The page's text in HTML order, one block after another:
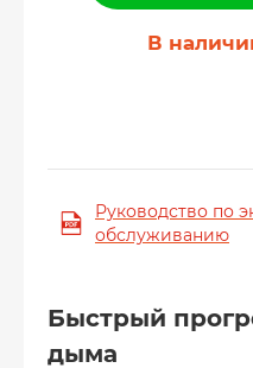
В
Руководство по
обслуживанию
Быстрый
дыма